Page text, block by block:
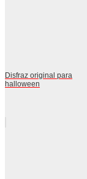
Disfraz original para
halloween